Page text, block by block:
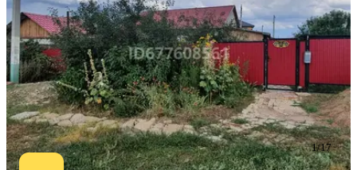
1/17